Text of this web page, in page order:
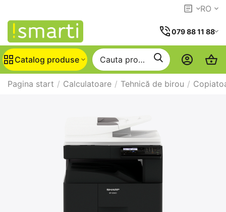
RO
079 88 11 88
Catalog produse
Pagina start / Calculatoare / Tehnică de birou /